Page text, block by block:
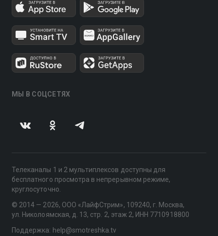
МЫ В СОЦСЕТЯХ
Телеканалы 1 и 2 мультиплексов доступны для
бесплатного просмотра в непрерывном режиме,
круглосуточно.
© 2014 — 2026, ООО «ЛайфСтрим», 109240, г. Москва,
ул. Николоямская, д. 13, стр. 2, этаж 2, ИНН 7710918800
Поддержка: help@smotreshka.tv